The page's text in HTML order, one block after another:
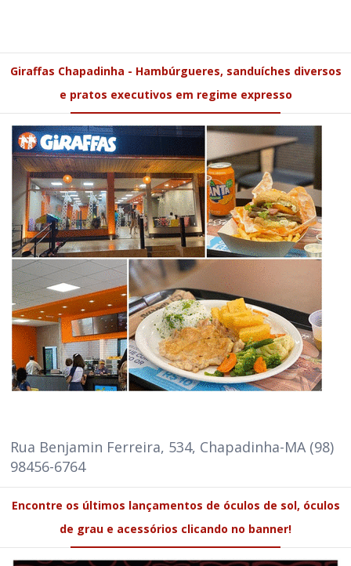
Giraffas Chapadinha - Hambúrgueres, sanduíches diversos
e pratos executivos em regime expresso
Rua Benjamin Ferreira, 534, Chapadinha-MA (98)
98456-6764
Encontre os últimos lançamentos de óculos de sol, óculos
de grau e acessórios clicando no banner!